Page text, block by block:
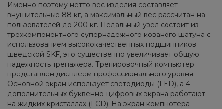
Именно поэтому нетто вес изделия составляет
внушительные 88 кг, а максимальный вес рассчитан на
пользователей до 200 кг. Педальный узел состоит из
трехкомпонентного супернадежного кованого шатуна с
использованием высококачественных подшипников
шведской SKF, это существенно увеличивает общую
надежность тренажера. Тренировочный компьютер
представлен дисплеем профессионального уровня.
Основной экран использует светодиоды (LED), а 4
дополнительных буквенно-цифровых экрана работают
на жидких кристаллах (LCD). На экран компьютера